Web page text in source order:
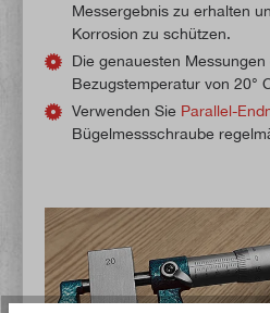
Messergebnis zu erhalten
Korrosion zu schützen.
Die genauesten
Bezugstemperatur von 20°
Verwenden Sie Parallel-
Bügelmessschraube